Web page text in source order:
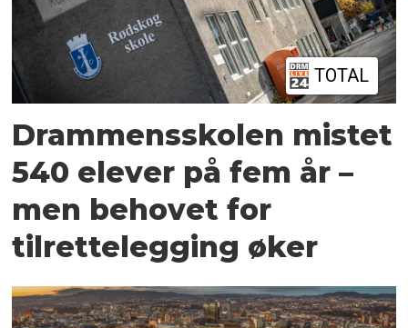
TOTAL
Drammensskolen mistet
540 elever på fem år –
men behovet for
tilrettelegging øker